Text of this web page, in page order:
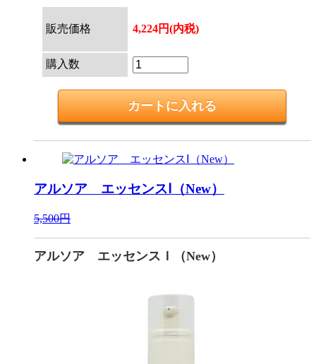
販売価格 4,224円(内税)
購入数
アルソア エッセンスⅠ（New）
5,500円
アルソア エッセンスＩ（New）